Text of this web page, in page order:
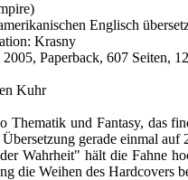
Englisch
Krasny
Paperback, 607 Seiten,
Kuhr
Thematik und Fantasy, das
Übersetzung gerade einmal
Wahrheit" hält die Fahne
die Weihen des Hardcovers